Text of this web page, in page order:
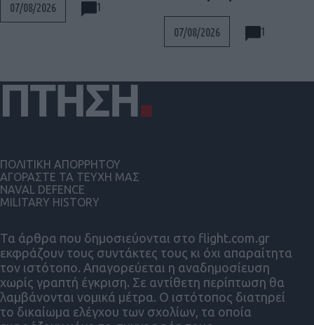
07/08/2026 1
07/08/2026 1
Τα άρθρα που δημοσιεύονται στο flight.com.gr
εκφράζουν τους συντάκτες τους κι όχι απαραίτητα
τον ιστότοπο. Απαγορεύεται η αναδημοσίευση
χωρίς γραπτή έγκριση. Σε αντίθετη περίπτωση θα
λαμβάνονται νομικά μέτρα. Ο ιστότοπος διατηρεί
το δικαίωμα ελέγχου των σχολίων, τα οποία
ΠΟΛΙΤΙΚΗ ΑΠΟΡΡΗΤΟΥ
ΑΓΟΡΑΣΤΕ ΤΑ ΤΕΥΧΗ ΜΑΣ
NAVAL DEFENCE
MILITARY HISTORY